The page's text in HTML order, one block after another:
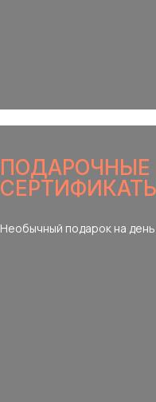
ПОДАРОЧНЫЕ
Необычный подарок на